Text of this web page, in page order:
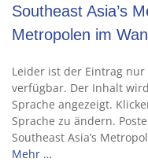
Southeast Asia’s
Metropolen im
Leider ist der Eintrag
verfügbar. Der Inhalt
Sprache angezeigt.
Sprache zu ändern.
Southeast Asia’s
Mehr …